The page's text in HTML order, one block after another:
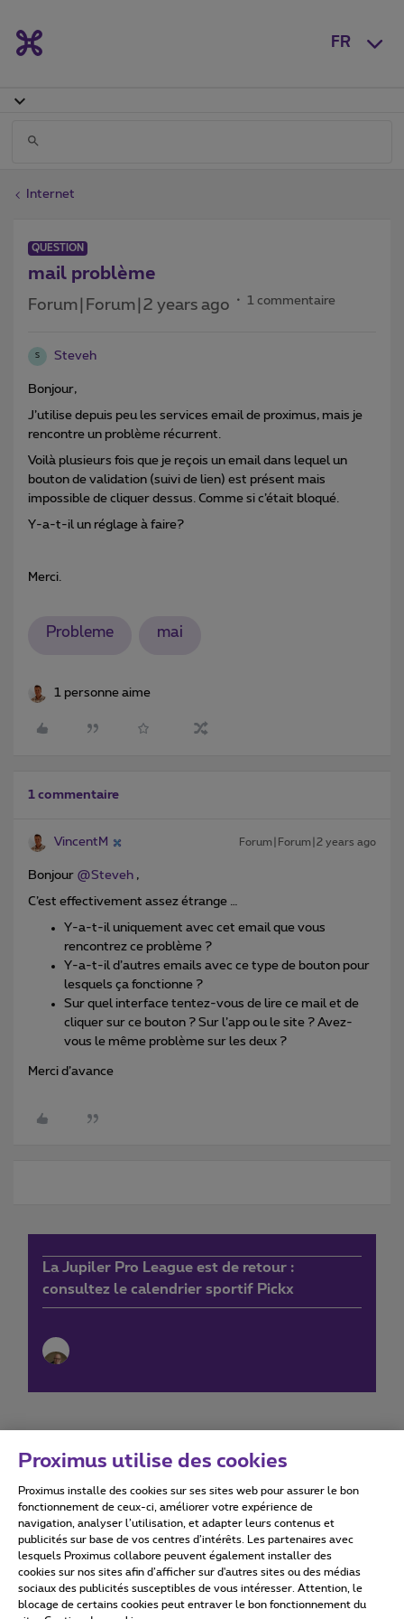
FR
Internet
QUESTION
mail problème
Forum|Forum|2 years ago 1 commentaire
S Steveh
Bonjour,
J’utilise depuis peu les services email de proximus, mais je
rencontre un problème récurrent.
Voilà plusieurs fois que je reçois un email dans lequel un
bouton de validation (suivi de lien) est présent mais
impossible de cliquer dessus. Comme si c’était bloqué.
Y-a-t-il un réglage à faire?
Merci.
Probleme mai
1 personne aime
1 commentaire
VincentM Forum|Forum|2 years ago
Bonjour @Steveh ,
C’est effectivement assez étrange …
Y-a-t-il uniquement avec cet email que vous
rencontrez ce problème ?
Y-a-t-il d’autres emails avec ce type de bouton pour
lesquels ça fonctionne ?
Sur quel interface tentez-vous de lire ce mail et de
cliquer sur ce bouton ? Sur l’app ou le site ? Avez-
vous le même problème sur les deux ?
Merci d’avance
La Jupiler Pro League est de retour :
consultez le calendrier sportif Pickx
Conditions d'utilisation Accessibility statement
Tous droits réservés. © 2026 Proximus
Proximus utilise des cookies
Proximus installe des cookies sur ses sites web pour assurer le bon
fonctionnement de ceux-ci, améliorer votre expérience de
navigation, analyser l’utilisation, et adapter leurs contenus et
publicités sur base de vos centres d’intérêts. Les partenaires avec
lesquels Proximus collabore peuvent également installer des
cookies sur nos sites afin d’afficher sur d'autres sites ou des médias
sociaux des publicités susceptibles de vous intéresser. Attention, le
blocage de certains cookies peut entraver le bon fonctionnement du